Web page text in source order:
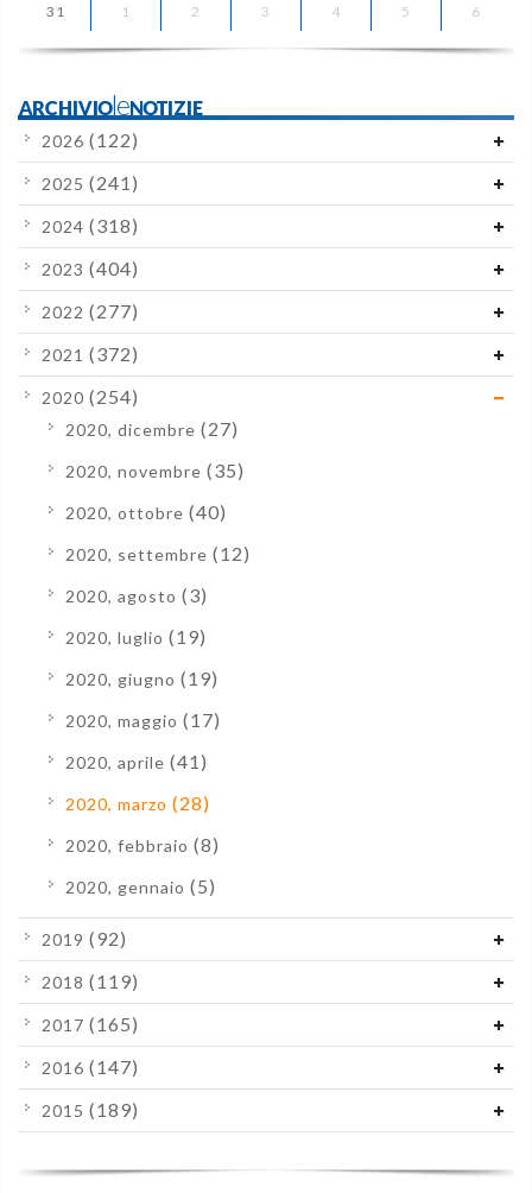
31 1 2 3 4 5 6
ARCHIVIOleNOTIZIE
2026 (122)
2025 (241)
2024 (318)
2023 (404)
2022 (277)
2021 (372)
2020 (254)
2020, dicembre (27)
2020, novembre (35)
2020, ottobre (40)
2020, settembre (12)
2020, agosto (3)
2020, luglio (19)
2020, giugno (19)
2020, maggio (17)
2020, aprile (41)
2020, marzo (28)
2020, febbraio (8)
2020, gennaio (5)
2019 (92)
2018 (119)
2017 (165)
2016 (147)
2015 (189)